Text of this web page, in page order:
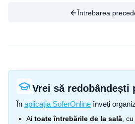
Întrebarea
Vrei să redobândești
În aplicația SoferOnline înveți
Ai toate întrebările de la sală ,